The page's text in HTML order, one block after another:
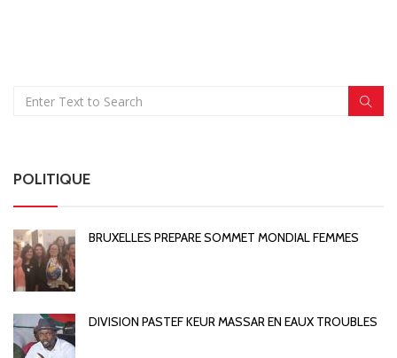
POLITIQUE
BRUXELLES PREPARE SOMMET MONDIAL FEMMES
DIVISION PASTEF KEUR MASSAR EN EAUX TROUBLES